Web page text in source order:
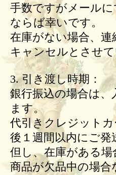
手数ですがメール
ならば幸いです。
在庫がない場合、
キャンセルとさせて
3. 引き渡し時期：
銀行振込の場合は、
ます。
代引きクレジット
後１週間以内にご
但し、在庫がある
商品が欠品中の場